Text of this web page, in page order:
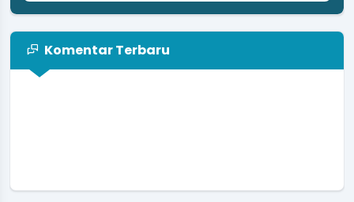
Komentar Terbaru